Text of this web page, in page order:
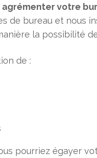
votre
de bureau et nous
la possibilité
de :
pourriez égayer